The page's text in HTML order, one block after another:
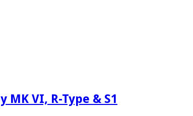
MK VI, R-Type & S1